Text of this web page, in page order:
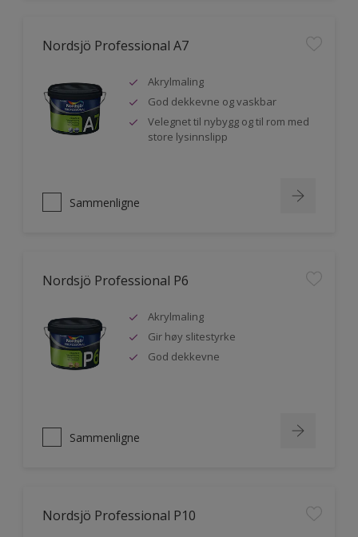
Nordsjö Professional A7
Akrylmaling
God dekkevne og vaskbar
Velegnet til nybygg og til rom med
store lysinnslipp
Sammenligne
Nordsjö Professional P6
Akrylmaling
Gir høy slitestyrke
God dekkevne
Sammenligne
Nordsjö Professional P10